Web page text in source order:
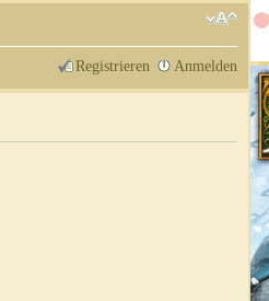
Registrieren Anmelden